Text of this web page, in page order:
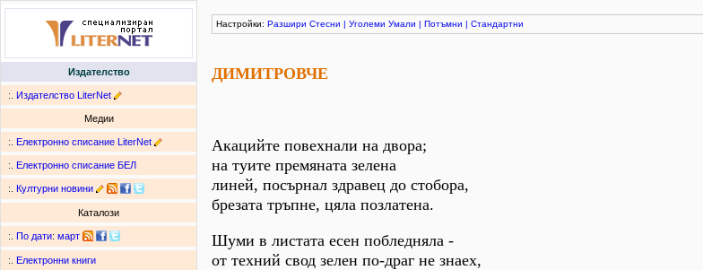
Издателство
:. Издателство LiterNet
Медии
:. Електронно списание LiterNet
:. Електронно списание БЕЛ
:. Културни новини
Каталози
:. По дати: март
:. Електронни книги
Настройки: Разшири Стесни | Уголеми Умали | Потъмни | Стандартни
ДИМИТРОВЧЕ
Акацийте повехнали на двора;
на туите премяната зелена
линей, посърнал здравец до стобора,
брезата тръпне, цяла позлатена.
Шуми в листата есен побледняла -
от техний свод зелен по-драг не знаех,